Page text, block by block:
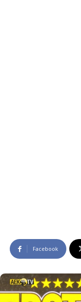
Facebook